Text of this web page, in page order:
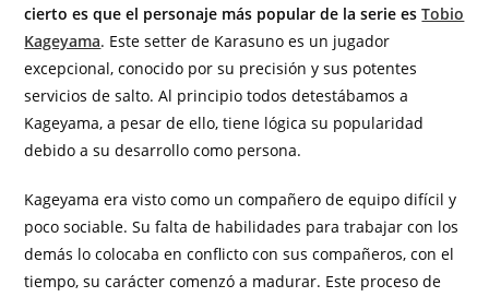
cierto es que el personaje más popular de la serie esTobio
Kageyama. Este setter de Karasuno es un jugador
excepcional, conocido por su precisión y sus potentes
servicios de salto. Al principio todos detestábamos a
Kageyama, a pesar de ello, tiene lógica su popularidad
debido a su desarrollo como persona.
Kageyama era visto como un compañero de equipo difícil y
poco sociable. Su falta de habilidades para trabajar con los
demás lo colocaba en conflicto con sus compañeros, con el
tiempo, su carácter comenzó a madurar. Este proceso de